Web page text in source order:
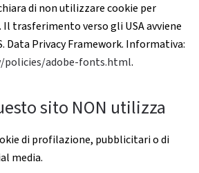
di non utilizzare cookie per
trasferimento verso gli USA avviene
Data Privacy Framework. Informativa:
policies/adobe-fonts.html.
sito NON utilizza
di profilazione, pubblicitari o di
media.